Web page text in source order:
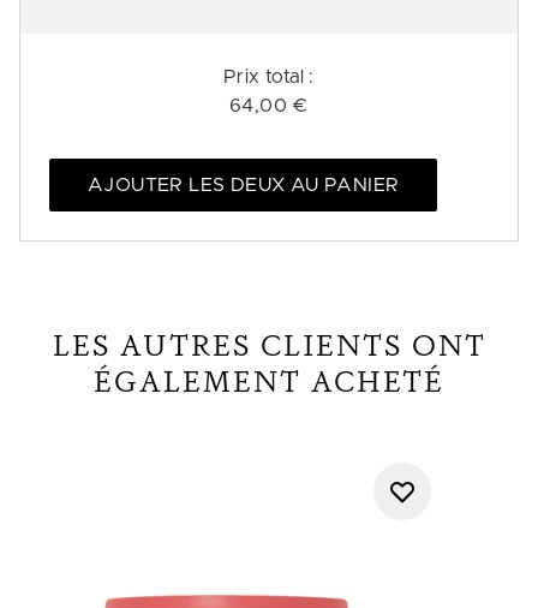
Prix ​​total :
64,00 €
AJOUTER LES DEUX AU PANIER
LES AUTRES CLIENTS ONT
ÉGALEMENT ACHETÉ